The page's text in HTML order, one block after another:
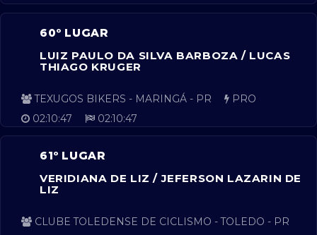
60º LUGAR
LUIZ PAULO DA SILVA BARBOZA / LUCAS
THIAGO KRUGER
TEXUGOS BIKERS - MARINGÁ - PR
PRO
02:10:47
02:10:47
61º LUGAR
VERIDIANA DE LIZ / JEFERSON LAZARIN DE
LIZ
CLUBE TOLEDENSE DE CICLISMO - TOLEDO - PR